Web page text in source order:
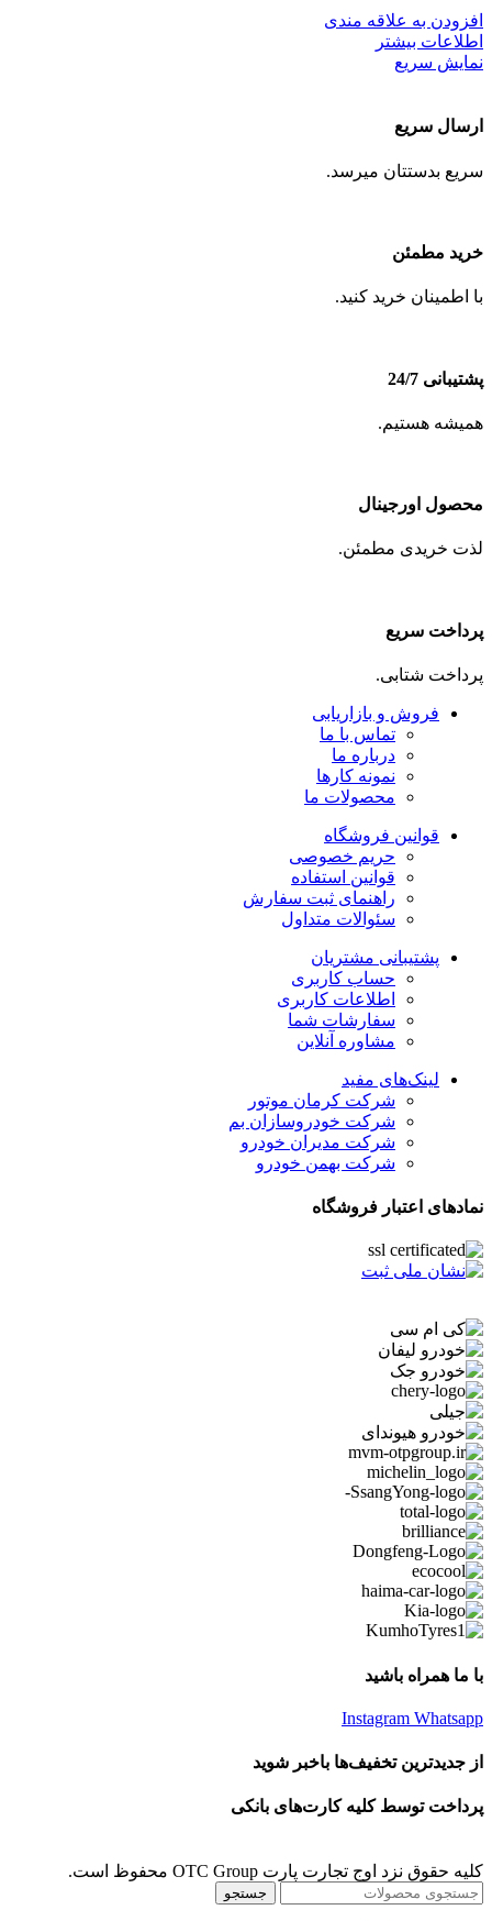
افزودن به علاقه مندی
اطلاعات بیشتر
نمایش سریع
ارسال سریع
سریع بدستتان میرسد.
خرید مطمئن
با اطمینان خرید کنید.
پشتیبانی 24/7
همیشه هستیم.
محصول اورجینال
لذت خریدی مطمئن.
پرداخت سریع
پرداخت شتابی.
فروش و بازاریابی
تماس با ما
درباره ما
نمونه کارها
محصولات ما
قوانین فروشگاه
حریم خصوصی
قوانین استفاده
راهنمای ثبت سفارش
سئوالات متداول
پشتیبانی مشتریان
حساب کاربری
اطلاعات کاربری
سفارشات شما
مشاوره آنلاین
لینک‌های مفید
شرکت کرمان موتور
شرکت خودروسازان بم
شرکت مدیران خودرو
شرکت بهمن خودرو
نمادهای اعتبار فروشگاه
با ما همراه باشید
Instagram Whatsapp
از جدیدترین تخفیف‌ها باخبر شوید
پرداخت توسط کلیه کارت‌های بانکی
کلیه حقوق نزد اوج تجارت پارت OTC Group محفوظ است.
جستجو